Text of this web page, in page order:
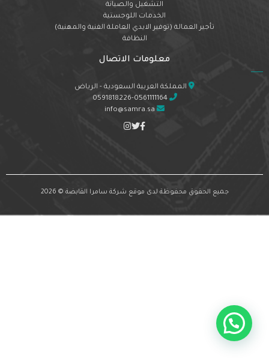
التشغيل والصيانة
الخدمات اللوجستية
تأجير العمالة (توفير الايدي العاملة الفنية والمهنية)
النظافة
معلومات الاتصال
المملكة العربية السعودية - الرياض
0591818226-0561111164
info@samra.sa
جميع الحقوق محفوظة لدى موقع شركة سامرا القابضة © 2026